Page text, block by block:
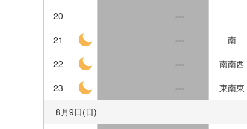
千葉
茨城
埼玉
栃木
姉崎
君津
第一海保
勝浦
鴨川
20
- - - --- -
21
- - --- 南
22
- - --- 南南西
23
- - --- 東南東
8月9日(日)